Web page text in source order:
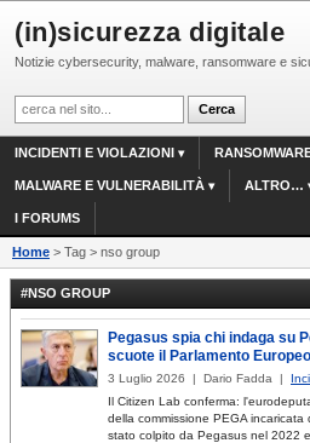
(in)sicurezza digitale
Notizie cybersecurity, malware, ransomware e
INCIDENTI E VIOLAZIONI
MALWARE E VULNERABILITÀ ALTRO…
I FORUMS
Home > Tag > nso group
#NSO GROUP
Pegasus spia chi indaga su
scuote il Parlamento Europeo
3 Luglio 2026 | Dario Fadda |
Il Citizen Lab conferma:
della commissione PEGA
stato colpito da Pegasus nel 2022 e